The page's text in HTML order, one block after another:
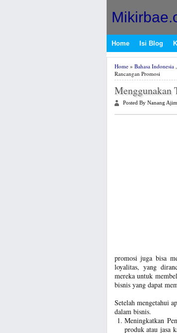
Home Isi Blog
Home» Bahasa Indonesia,
Rancangan Promosi
Menggunakan
Posted By Nanang Ajim
promosi juga bisa
loyalitas, yang
mereka untuk
bisnis yang dapat
Setelah mengetahui
dalam bisnis.
Meningkatkan
produk atau jasa